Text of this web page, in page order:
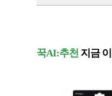
꾹AI:추천 지금